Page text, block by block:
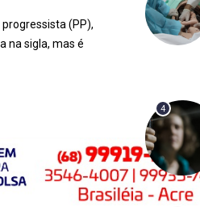
(PP),
na sigla, mas é
4